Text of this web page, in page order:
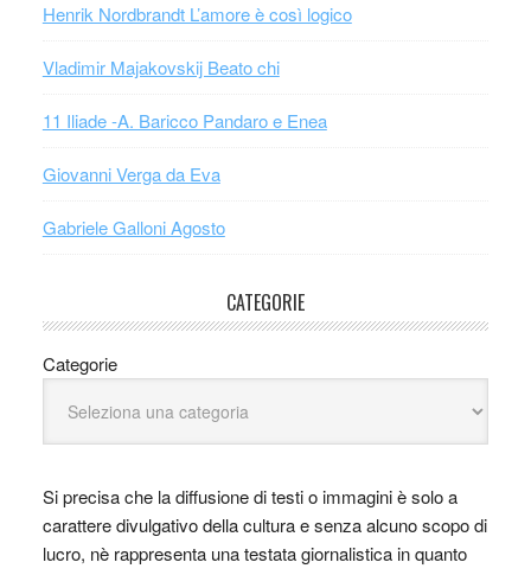
Henrik Nordbrandt L’amore è così logico
Vladimir Majakovskij Beato chi
11 Iliade -A. Baricco Pandaro e Enea
Giovanni Verga da Eva
Gabriele Galloni Agosto
CATEGORIE
Categorie
Si precisa che la diffusione di testi o immagini è solo a
carattere divulgativo della cultura e senza alcuno scopo di
lucro, nè rappresenta una testata giornalistica in quanto